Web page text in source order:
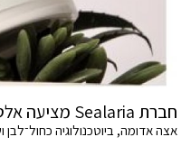
חברת Sealaria מציעה אלטרנטיבה מדעית לשוק הטיפוח
אצה אדומה, ביוטכנולוגיה